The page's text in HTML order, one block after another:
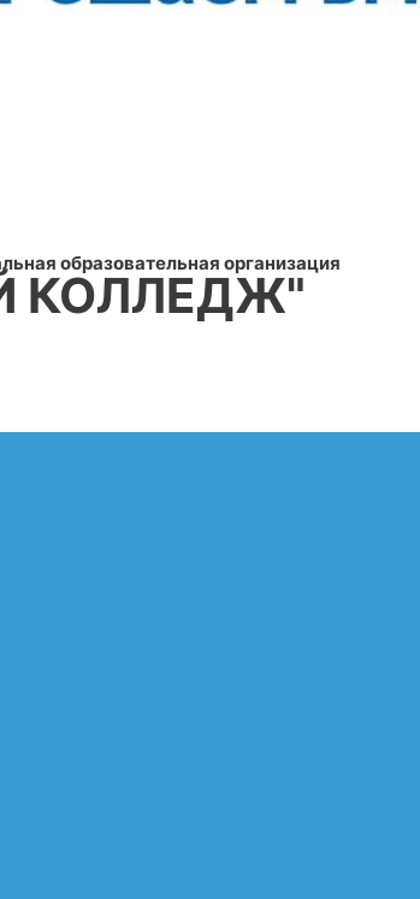
образовательная организация
КОЛЛЕДЖ"